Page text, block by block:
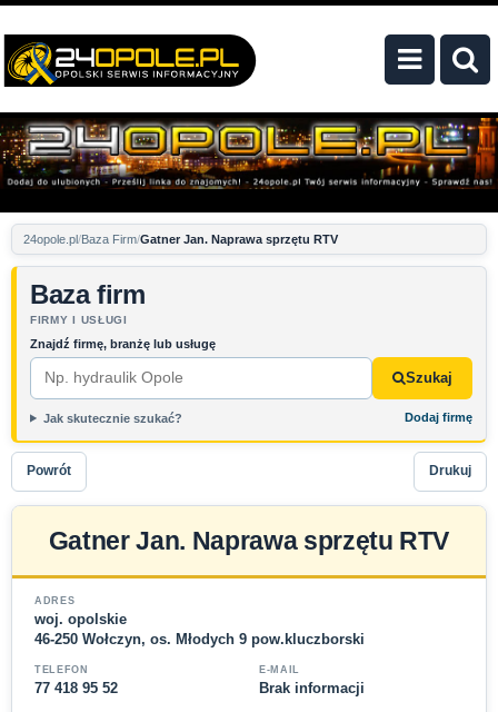
24opole.pl Baza Firm Gatner Jan. Naprawa sprzętu RTV
Baza firm
FIRMY I USŁUGI
Znajdź firmę, branżę lub usługę
Szukaj
Jak skutecznie szukać? Dodaj firmę
Powrót Drukuj
Gatner Jan. Naprawa sprzętu RTV
ADRES
woj. opolskie
46-250 Wołczyn, os. Młodych 9 pow.kluczborski
TELEFON
77 418 95 52
E-MAIL
Brak informacji